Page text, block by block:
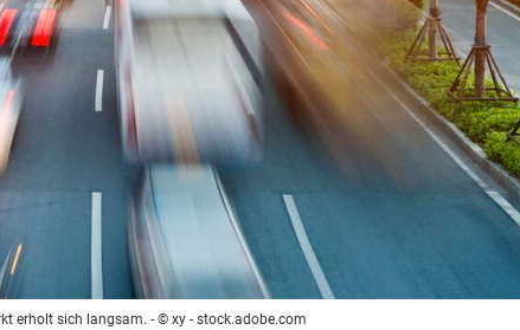
erholt sich langsam. - © xy - stock.adobe.com